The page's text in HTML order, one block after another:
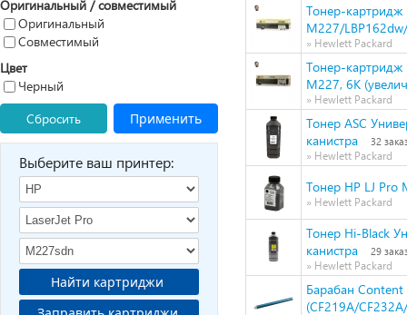
Оригинальный / совместимый
Оригинальный
Совместимый
Цвет
Черный
Сбросить
Применить
Выберите ваш принтер:
Найти картриджи
Тонер-картридж
M227/
» Hewlett Packard
Тонер-картридж
M227, 6K
» Hewlett Packard
Тонер ASC
канистра
32
» Hewlett Packard
Тонер HP LJ Pro
» Hewlett Packard
Тонер Hi-Black
канистра
29
» Hewlett Packard
Барабан
(CF219A/